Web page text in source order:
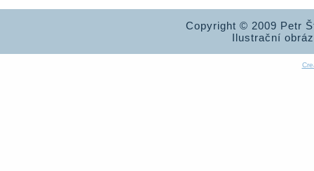
Copyright © 2009 Petr
Ilustrační